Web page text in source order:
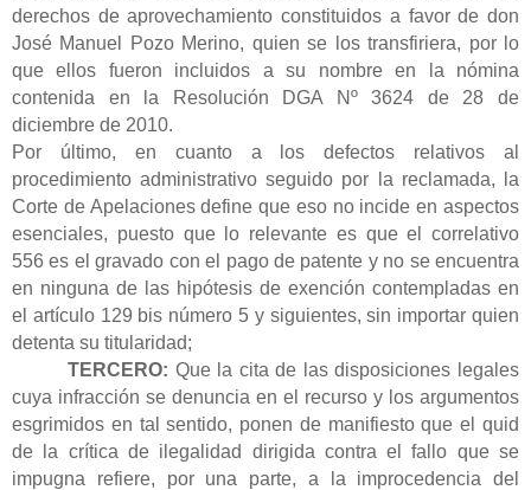
derechos de aprovechamiento constituidos a favor de don
José Manuel Pozo Merino, quien se los transfiriera, por lo
que ellos fueron incluidos a su nombre en la nómina
contenida en la Resolución DGA Nº 3624 de 28 de
diciembre de 2010.
Por último, en cuanto a los defectos relativos al
procedimiento administrativo seguido por la reclamada, la
Corte de Apelaciones define que eso no incide en aspectos
esenciales, puesto que lo relevante es que el correlativo
556 es el gravado con el pago de patente y no se encuentra
en ninguna de las hipótesis de exención contempladas en
el artículo 129 bis número 5 y siguientes, sin importar quien
detenta su titularidad;
TERCERO: Que la cita de las disposiciones legales
cuya infracción se denuncia en el recurso y los argumentos
esgrimidos en tal sentido, ponen de manifiesto que el quid
de la crítica de ilegalidad dirigida contra el fallo que se
impugna refiere, por una parte, a la improcedencia del